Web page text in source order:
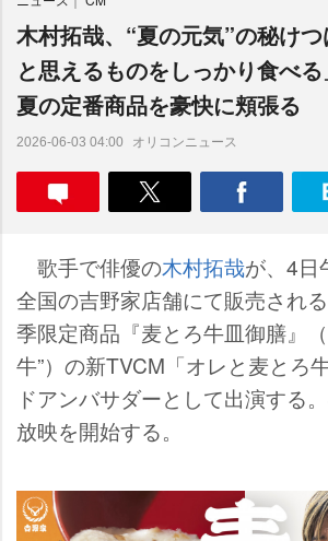
木村拓哉、“夏の元気”の秘け
と思えるものをしっかり食べる
夏の定番商品を豪快に頬張る
2026-06-03 04:00 オリコンニュース
歌手で俳優の木村拓哉が、4日
全国の吉野家店舗にて販売され
季限定商品『麦とろ牛皿御膳』
牛”）の新TVCM「オレと麦とろ
ドアンバサダーとして出演する
放映を開始する。